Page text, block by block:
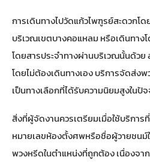
การเดินทางไปวัดแก้วไพฑูรย์สะดวก
บริเวณเขตบางคอแหลม หรือเดินทาง
โดยสารประจำทางผ่านบริเวณนั้นด้ว
โดยไม่ต้องเดินทางเอง บริการจัดส่
เป็นทางเลือกที่ได้รับความนิยมสูงในปั
สิ่งที่ผู้จัดงานควรเตรียมเมื่อใช้บริกา
หมายเลขห้องตั้งศพหรือชื่อผู้วายชนม์
พวงหรีดในตำแหน่งที่ถูกต้อง เนื่องจ